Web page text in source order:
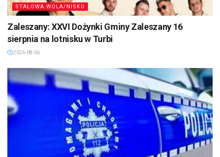
STALOWA WOLA/NISKO
Zaleszany: XXVI Dożynki Gminy Zaleszany 16
sierpnia na lotnisku w Turbi
2026-08-06